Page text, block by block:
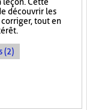
découvrir les
tout en
(2)